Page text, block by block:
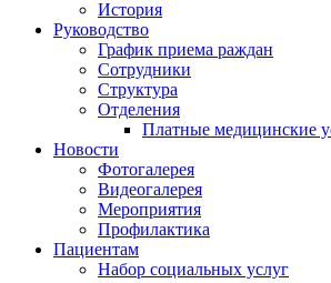
История
Руководство
График приема раждан
Сотрудники
Структура
Отделения
Платные медицинские
Новости
Фотогалерея
Видеогалерея
Мероприятия
Профилактика
Пациентам
Набор социальных услуг